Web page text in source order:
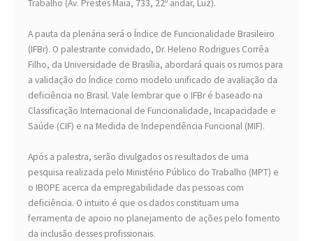
Trabalho (Av. Prestes Maia, 733, 22º andar, Luz).
A pauta da plenária será o Índice de Funcionalidade Brasileiro
(IFBr). O palestrante convidado, Dr. Heleno Rodrigues Corrêa
Filho, da Universidade de Brasília, abordará quais os rumos para
a validação do Índice como modelo unificado de avaliação da
deficiência no Brasil. Vale lembrar que o IFBr é baseado na
Classificação Internacional de Funcionalidade, Incapacidade e
Saúde (CIF) e na Medida de Independência Funcional (MIF).
Após a palestra, serão divulgados os resultados de uma
pesquisa realizada pelo Ministério Público do Trabalho (MPT) e
o IBOPE acerca da empregabilidade das pessoas com
deficiência. O intuito é que os dados constituam uma
ferramenta de apoio no planejamento de ações pelo fomento
da inclusão desses profissionais.